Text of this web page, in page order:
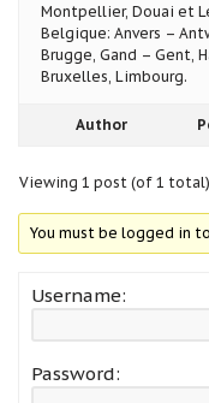
Montpellier, Douai et
Belgique: Anvers –
Brugge, Gand – Gent,
Bruxelles, Limbourg.
Author
Viewing 1 post (of 1 total)
You must be logged in
Username:
Password: